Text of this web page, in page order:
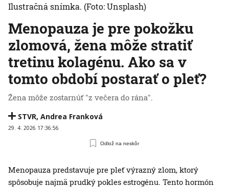
Menopauza je pre pokožku
zlomová, žena môže stratiť
tretinu kolagénu. Ako sa v
tomto období postarať o pleť?
Žena môže zostarnúť "z večera do rána".
STVR, Andrea Franková
29. 4. 2026 17:36:56
Odlož na neskôr
Ilustračná snímka. (Foto: Unsplash)
Menopauza predstavuje pre pleť výrazný zlom, ktorý
spôsobuje najmä prudký pokles estrogénu. Tento hormón